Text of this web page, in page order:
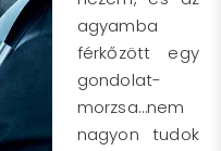
agyamba
férkőzött egy
gondolat-
morzsa…nem
nagyon tudok